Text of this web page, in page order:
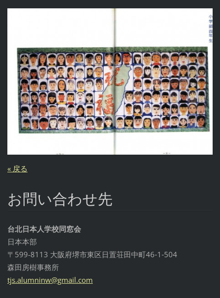
« 戻る
お問い合わせ先
台北日本人学校同窓会
日本本部
〒599-8113 大阪府堺市東区日置荘田中町46‐1‐504
森田房樹事務所
tjs.alumninw@gmail.com